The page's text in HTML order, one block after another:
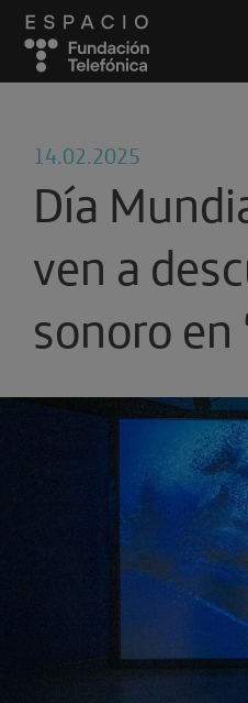
14.02.2025
Día
ven a
sonoro en